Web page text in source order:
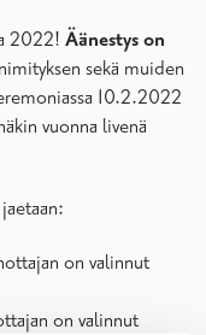
2022! Äänestys on
sekä muiden
10.2.2022
vuonna livenä
on valinnut
on valinnut